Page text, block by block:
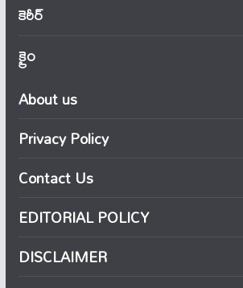
కెరీర్
క్రైం
About us
Privacy Policy
Contact Us
EDITORIAL POLICY
DISCLAIMER